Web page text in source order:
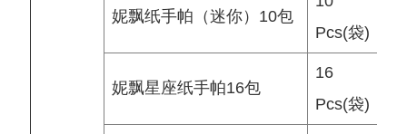
妮飘纸手帕（迷你）10包
Pcs(袋)
妮飘星座纸手帕16包
16
Pcs(袋)